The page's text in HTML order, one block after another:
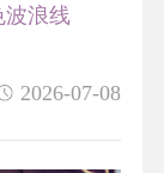
2026-07-08
波浪线